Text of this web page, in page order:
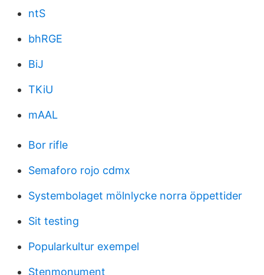
ntS
bhRGE
BiJ
TKiU
mAAL
Bor rifle
Semaforo rojo cdmx
Systembolaget mölnlycke norra öppettider
Sit testing
Popularkultur exempel
Stenmonument